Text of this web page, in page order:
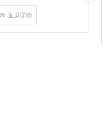
宝贝详情